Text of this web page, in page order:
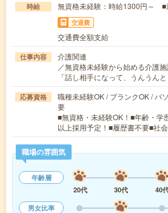
時給 無資格未経験：時給1300円～
交通費
交通費全額支給
仕事内容
介護関連
／無資格未経験から始める介護
「話し相手になって、うんうん
応募資格
職種未経験OK / ブランクOK / パ
要
■無資格・未経験OK！■年齢・学
以上採用予定！■履歴書不要■社
職場の雰囲気
年齢層
20代
30代 40
男女比率